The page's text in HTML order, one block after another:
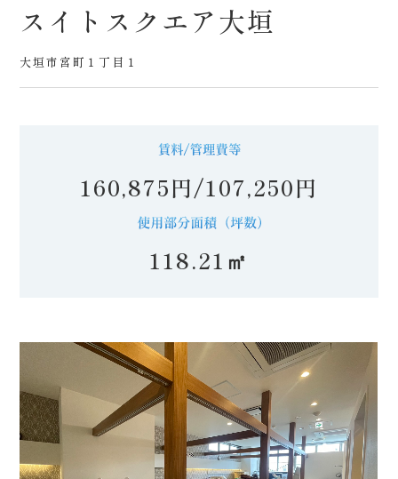
スイトスクエア大垣
大垣市宮町１丁目１
160,875円/107,250円
118.21㎡